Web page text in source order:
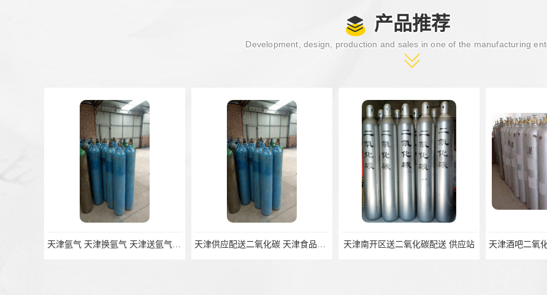
产品推荐
Development, design, production and sales in one of the manufacturing
天津氩气 天津换氩气 天津送氩气 天津高纯氩气 氩气租赁 天津供应配送二氧化碳 天津食品级二氧化碳租赁 天津气泡二氧化碳 天津南开区送二氧化碳配送 供应站